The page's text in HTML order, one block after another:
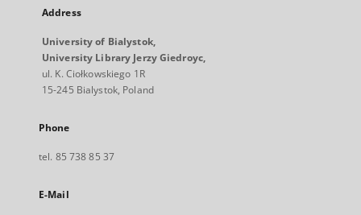
Address
University of Bialystok,
University Library Jerzy Giedroyc,
ul. K. Ciołkowskiego 1R
15-245 Bialystok, Poland
Phone
tel. 85 738 85 37
E-Mail